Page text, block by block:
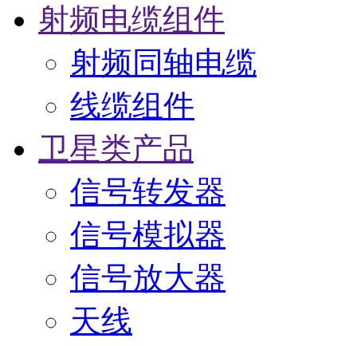
射频电缆组件
射频同轴电缆
线缆组件
卫星类产品
信号转发器
信号模拟器
信号放大器
天线